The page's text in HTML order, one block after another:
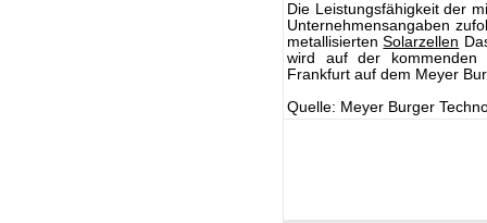
Die Leistungsfähigkeit der
Unternehmensangaben
metallisiertenSolarzellen
wird auf der kommenden
Frankfurt auf dem Meyer
Quelle: Meyer Burger